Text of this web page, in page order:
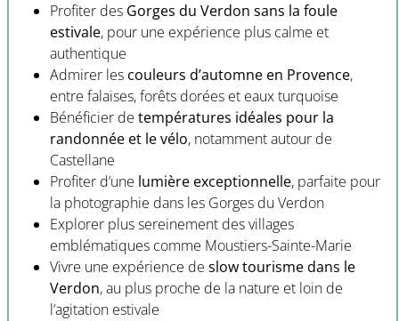
Profiter des Gorges du Verdon sans la foule
estivale, pour une expérience plus calme et
authentique
Admirer les couleurs d’automne en Provence,
entre falaises, forêts dorées et eaux turquoise
Bénéficier de températures idéales pour la
randonnée et le vélo, notamment autour de
Castellane
Profiter d’une lumière exceptionnelle, parfaite pour
la photographie dans les Gorges du Verdon
Explorer plus sereinement des villages
emblématiques comme Moustiers-Sainte-Marie
Vivre une expérience de slow tourisme dans le
Verdon, au plus proche de la nature et loin de
l’agitation estivale